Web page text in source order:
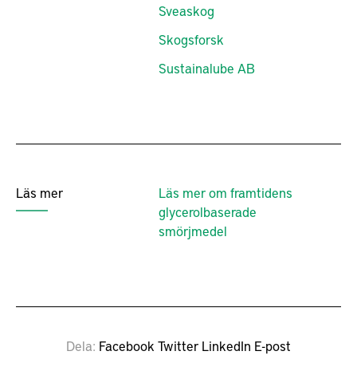
Sveaskog
Skogsforsk
Sustainalube AB
Läs mer
Läs mer om framtidens
glycerolbaserade
smörjmedel
Dela Facebook Twitter LinkedIn E-post